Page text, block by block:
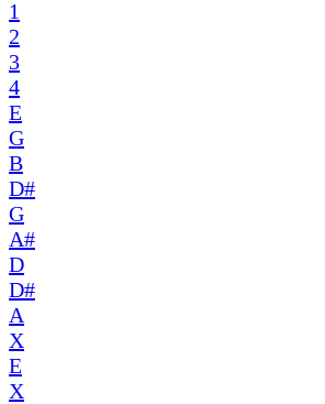
1
2
3
4
E
G
B
D#
G
A#
D
D#
A
X
E
X